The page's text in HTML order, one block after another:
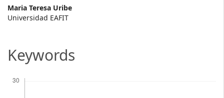
Main
Article
Maria Teresa Uribe
Universidad EAFIT
Keywords